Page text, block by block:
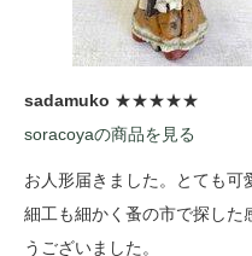
sadamuko ★★★★★
soracoyaの商品を見る
お人形届きました。とても可
細工も細かく蚤の市で探した
うございました。